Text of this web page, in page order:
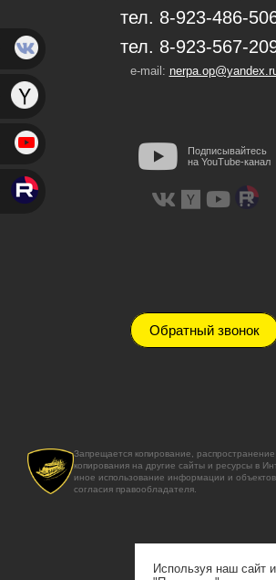
тел. 8-923-486-
тел. 8-923-567-
e-mail:
Подписывайтесь
на YouTube-канал
Обратный звонок
Запрещается копирование,
копирования на другие сайты и ресурсы в
иное использование информации и
согласия правообладателя.
Используя наш сайт